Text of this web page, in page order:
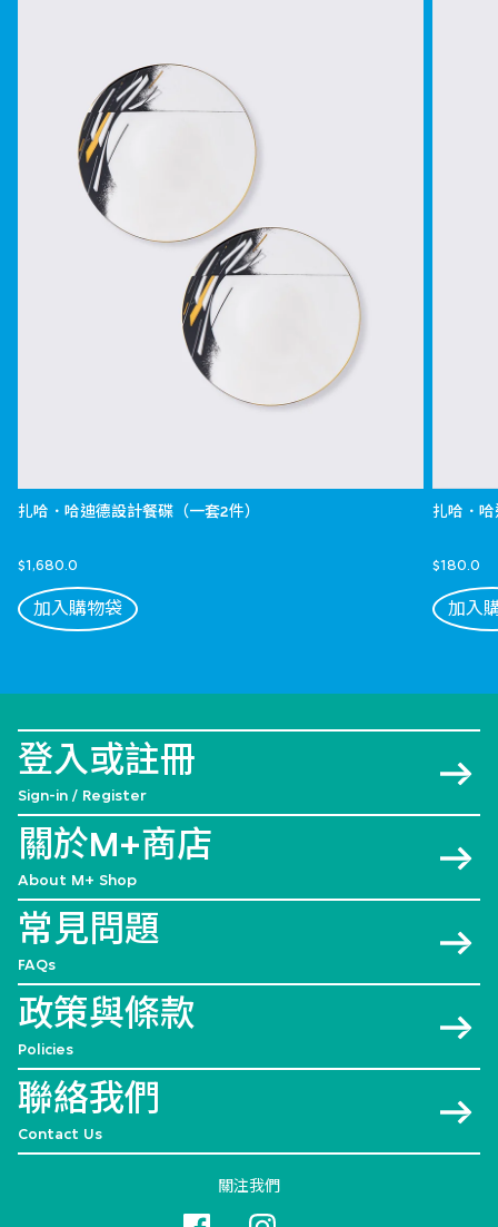
扎哈．哈迪德設計餐碟（一套2件）
$1,680.0
加入購物袋
扎哈．
$180.0
加入
登入或註冊
Sign-in / Register
關於M+商店
About M+ Shop
常見問題
FAQs
政策與條款
Policies
聯絡我們
Contact Us
關注我們